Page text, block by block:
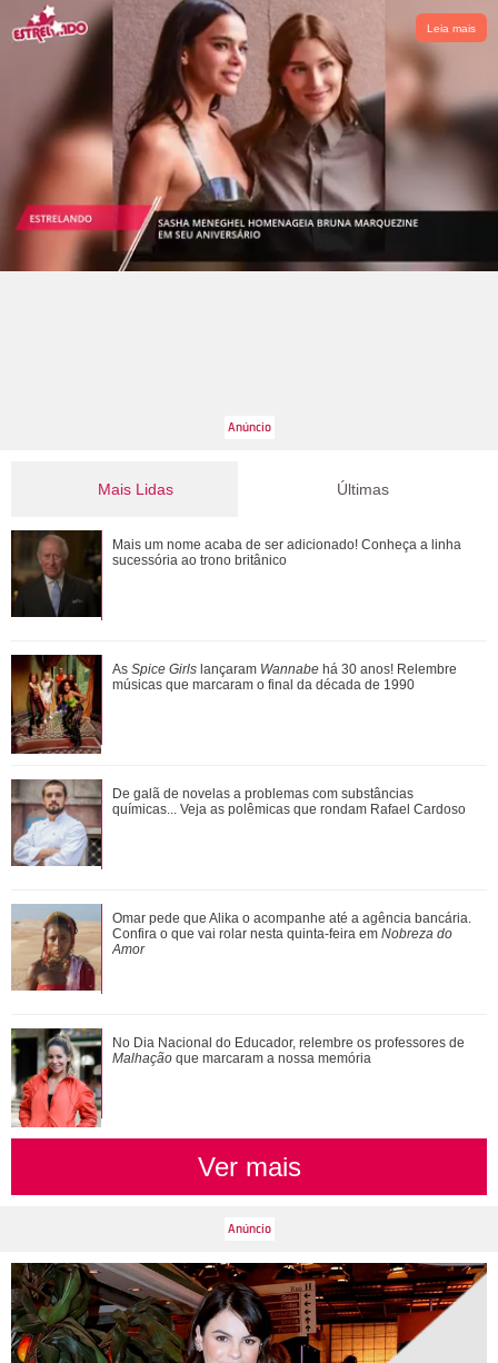
Leia mais
Mais Lidas
Jojo Todynho faz novo procedimento estético para definir
pernas: Muito realizada
Entenda a dinâmica do NCT e relembre quem já fez parte
grupo de K-Pop
Ariana Grande anuncia pausa na carreira após críticas ao
corpo
Agrado e Eduarda são prejudicadas pela proximidade com
João Raul. Saiba o que vai acontece...
Últimas
Mais um nome acaba de ser adicionado! Conheça a linha
sucessória ao trono britânico
As Spice Girls lançaram Wannabe há 30 anos! Relembre
músicas que marcaram o final da década de 1990
De galã de novelas a problemas com substâncias
químicas... Veja as polêmicas que rondam Rafael Cardoso
Omar pede que Alika o acompanhe até a agência bancária.
Confira o que vai rolar nesta quinta-feira em Nobreza do
Amor
No Dia Nacional do Educador, relembre os professores de
Malhação que marcaram a nossa memória
Ver mais